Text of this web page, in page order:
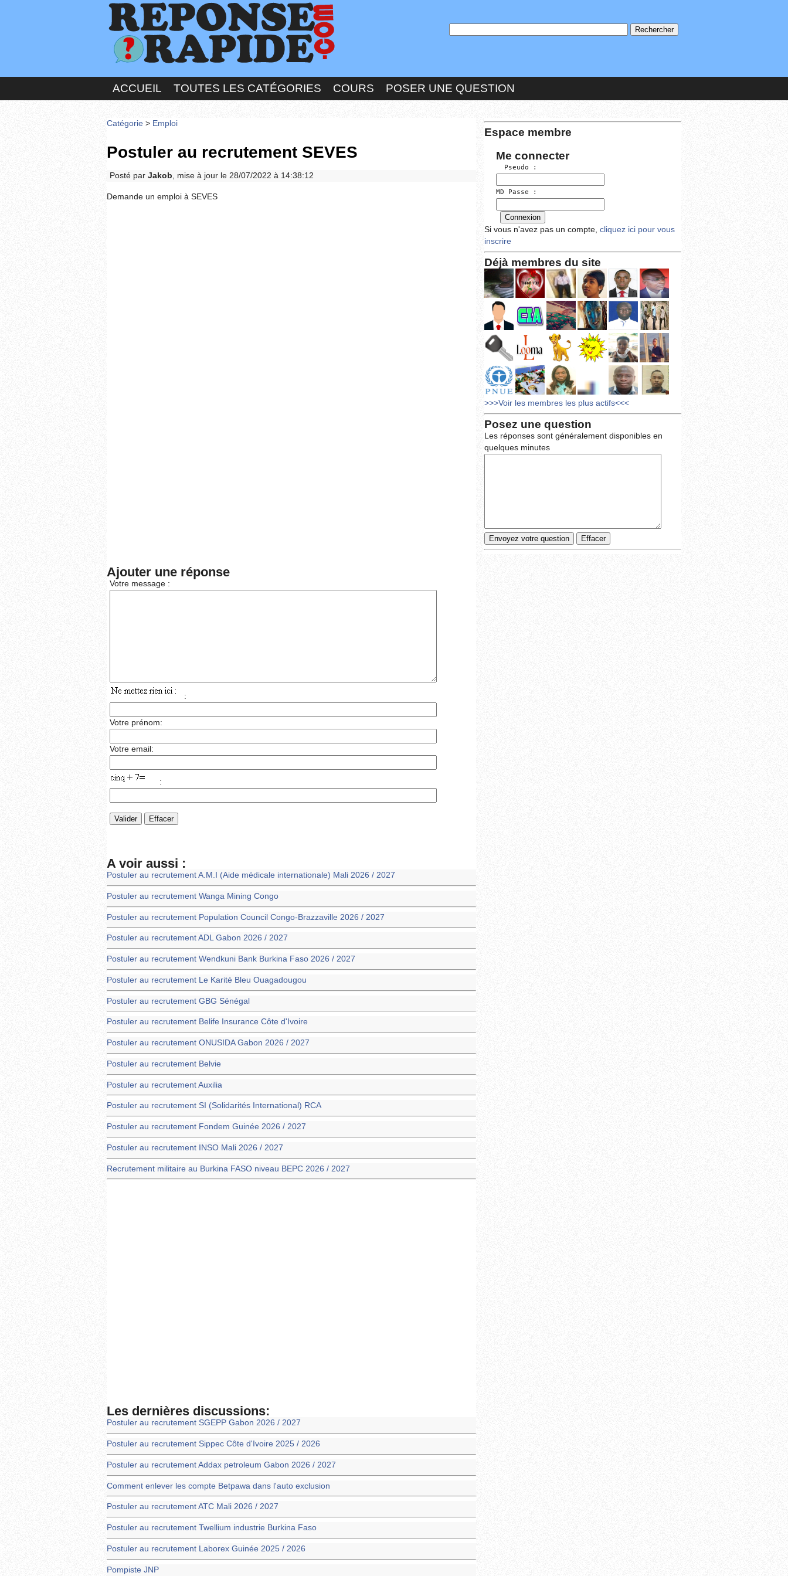
ACCUEIL TOUTES LES CATÉGORIES COURS POSER UNE QUESTION
Catégorie > Emploi
Postuler au recrutement SEVES
Posté par Jakob , mise à jour le 28/07/2022 à 14:38:12
Demande un emploi à SEVES
Ajouter une réponse
Votre message :
:
Votre prénom:
Votre email:
:
A voir aussi :
Postuler au recrutement A.M.I (Aide médicale internationale) Mali 2026 / 2027
Postuler au recrutement Wanga Mining Congo
Postuler au recrutement Population Council Congo-Brazzaville 2026 / 2027
Postuler au recrutement ADL Gabon 2026 / 2027
Postuler au recrutement Wendkuni Bank Burkina Faso 2026 / 2027
Postuler au recrutement Le Karité Bleu Ouagadougou
Postuler au recrutement GBG Sénégal
Postuler au recrutement Belife Insurance Côte d'Ivoire
Postuler au recrutement ONUSIDA Gabon 2026 / 2027
Postuler au recrutement Belvie
Postuler au recrutement Auxilia
Postuler au recrutement SI (Solidarités International) RCA
Postuler au recrutement Fondem Guinée 2026 / 2027
Postuler au recrutement INSO Mali 2026 / 2027
Recrutement militaire au Burkina FASO niveau BEPC 2026 / 2027
Les dernières discussions:
Postuler au recrutement SGEPP Gabon 2026 / 2027
Postuler au recrutement Sippec Côte d'Ivoire 2025 / 2026
Postuler au recrutement Addax petroleum Gabon 2026 / 2027
Comment enlever les compte Betpawa dans l'auto exclusion
Postuler au recrutement ATC Mali 2026 / 2027
Postuler au recrutement Twellium industrie Burkina Faso
Postuler au recrutement Laborex Guinée 2025 / 2026
Pompiste JNP
Espace membre
Me connecter
  Pseudo :
MD Passe :
Si vous n'avez pas un compte, cliquez ici pour vous
inscrire
Déjà membres du site
>>>Voir les membres les plus actifs<<<
Posez une question
Les réponses sont généralement disponibles en
quelques minutes